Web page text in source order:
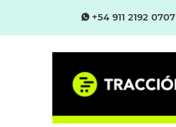
+54 911 2192 0707